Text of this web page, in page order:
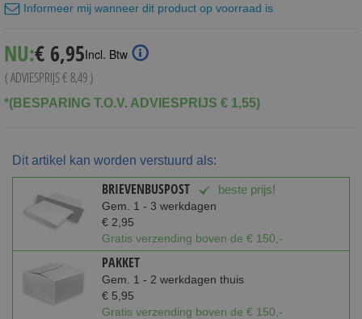
Informeer mij wanneer dit product op voorraad is
NU: Special
Price
€ 6,95Incl. Btw
( ADVIESPRIJS€ 8,49)
*(BESPARING T.O.V. ADVIESPRIJS € 1,55)
Dit artikel kan worden verstuurd als:
BRIEVENBUSPOST beste prijs!
Gem. 1 - 3 werkdagen
€ 2,95
Gratis verzending boven de € 150,-
PAKKET
Gem. 1 - 2 werkdagen thuis
€ 5,95
Gratis verzending boven de € 150,-